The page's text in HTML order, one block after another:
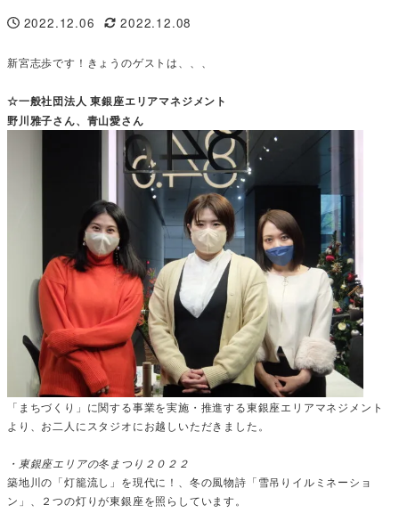
投稿日
2022.12.06
更新日
2022.12.08
新宮志歩です！きょうのゲストは、、、
☆一般社団法人 東銀座エリアマネジメント
野川雅子さん、青山愛さん
「まちづくり」に関する事業を実施・推進する東銀座エリアマネジメント
より、お二人にスタジオにお越しいただきました。
・東銀座エリアの冬まつり２０２２
築地川の「灯籠流し」を現代に！、冬の風物詩「雪吊りイルミネーショ
ン」、２つの灯りが東銀座を照らしています。